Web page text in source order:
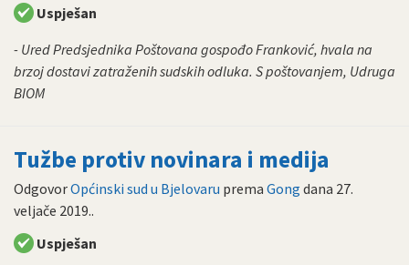
Uspješan
- Ured Predsjednika Poštovana gospođo Franković, hvala na
brzoj dostavi zatraženih sudskih odluka. S poštovanjem, Udruga
BIOM
Tužbe protiv novinara i medija
OdgovorOpćinski sud u Bjelovaru prema Gong dana 27.
veljače 2019..
Uspješan